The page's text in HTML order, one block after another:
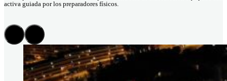
activa guiada por los preparadores físicos.